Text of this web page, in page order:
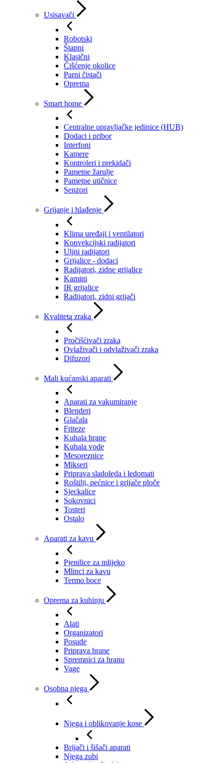
Usisavači
Robotski
Štapni
Klasični
Čišćenje okolice
Parni čistači
Oprema
Smart home
Centralne upravljačke jedinice (HUB)
Dodaci i pribor
Interfoni
Kamere
Kontroleri i prekidači
Pametne žarulje
Pametne utičnice
Senzori
Grijanje i hlađenje
Klima uređaji i ventilatori
Konvekcijski radijatori
Uljni radijatori
Grijalice - dodaci
Radijatori, zidne grijalice
Kamini
IR grijalice
Radijatori, zidni grijači
Kvaliteta zraka
Pročišćivači zraka
Ovlaživači i odvlaživači zraka
Difuzori
Mali kućanski aparati
Aparati za vakumiranje
Blenderi
Glačala
Friteze
Kuhala hrane
Kuhala vode
Mesoreznice
Mikseri
Priprava sladoleda i ledomati
Roštilji, pećnice i grijače ploče
Sjeckalice
Sokovnici
Tosteri
Ostalo
Aparati za kavu
Pjenilice za mlijeko
Mlinci za kavu
Termo boce
Oprema za kuhinju
Alati
Organizatori
Posude
Priprava hrane
Spremnici za hranu
Vage
Osobna njega
Njega i oblikovanje kose
Brijači i šišači aparati
Njega zubi